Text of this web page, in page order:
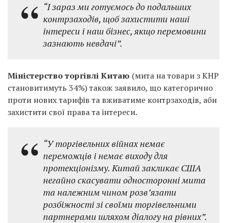
“І зараз ми готуємось до подальших
контрзаходів, щоб захистити наші
інтереси і наш бізнес, якщо перемовини
зазнають невдачі”.
Міністерство торгівлі Китаю (мита на товари з КНР
становитимуть 34%) також заявило, що категорично
проти нових тарифів та вживатиме контрзаходів, аби
захистити свої права та інтереси.
“У торгівельних війнах немає
переможців і немає виходу для
протекціонізму. Китай закликає США
негайно скасувати односторонні мита
та належним чином розв’язати
розбіжності зі своїми торгівельними
партнерами шляхом діалогу на рівних”.